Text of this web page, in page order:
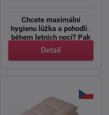
Chcete maximální
hygienu lůžka a pohodlí i
během letních nocí? Pak
...
Detail